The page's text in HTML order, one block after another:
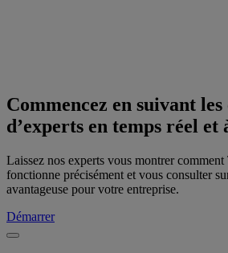
Commencez en suivant les
d’experts en temps réel et
Laissez nos experts vous montrer
fonctionne précisément et vous consulter
avantageuse pour votre entreprise.
Démarrer